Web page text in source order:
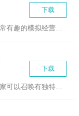
下载
下载